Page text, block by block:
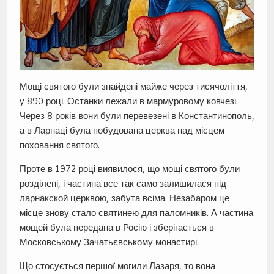
Мощі святого були знайдені майже через тисячоліття,
у 890 році. Останки лежали в мармуровому ковчезі.
Через 8 років вони були перевезені в Константинополь,
а в Ларнаці була побудована церква над місцем
поховання святого.
Проте в 1972 році виявилося, що мощі святого були
розділені, і частина все так само залишилася під
ларнакской церквою, забута всіма. Незабаром це
місце знову стало святинею для паломників. А частина
мощей була передана в Росію і зберігається в
Московському Зачатьєвському монастирі.
Що стосується першої могили Лазаря, то вона